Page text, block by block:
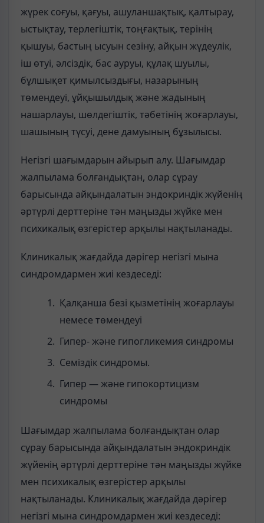
жүрек соғуы, қағуы, ашуланшақтық, қалтырау,
ыстықтау, терлегіштік, тоңғақтық, терінің
қышуы, бастың ысуын сезіну, айқын жүдеулік,
іш өтуі, әлсіздік, бас ауруы, құлақ шуылы,
бұлшықет қимылсыздығы, назарының
төмендеуі, ұйқышылдық және жадының
нашарлауы, шөлдегіштік, тәбетінің жоғарлауы,
шашының түсуі, дене дамуының бұзылысы.
Негізгі шағымдарын айырып алу. Шағымдар
жалпылама болғандықтан, олар сұрау
барысында айқындалатын эндокриндік жүйенің
әртүрлі дерттеріне тән маңызды жүйке мен
психикалық өзгерістер арқылы нақтыланады.
Клиникалық жағдайда дәрігер негізгі мына
синдромдармен жиі кездеседі:
Қалқанша безі қызметінің жоғарлауы
немесе төмендеуі
Гипер- және гипогликемия синдромы
Семіздік синдромы.
Гипер — және гипокортицизм
синдромы
Шағымдар жалпылама болғандықтан олар
сұрау барысында айқындалатын эндокриндік
жүйенің әртүрлі дерттеріне тән маңызды жүйке
мен психикалық өзгерістер арқылы
нақтыланады. Клиникалық жағдайда дәрігер
негізгі мына синдромдармен жиі кездеседі: